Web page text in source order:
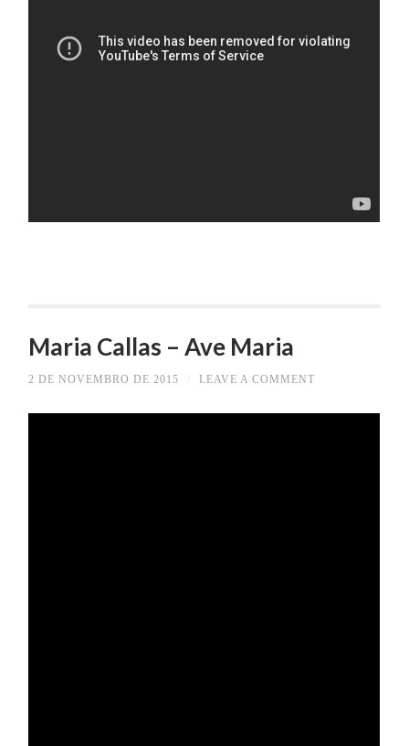
Maria Callas – Ave Maria
2 DE NOVEMBRO DE 2015 LEAVE A COMMENT